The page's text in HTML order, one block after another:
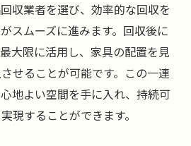
収業者を選び、効率的な回収を
スムーズに進みます。回収後に
大限に活用し、家具の配置を見
せることが可能です。この一連
地よい空間を手に入れ、持続可
現することができます。